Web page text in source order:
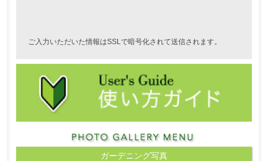
ご入力いただいた情報はSSLで暗号化されて送信されます。
ガーデニング写真